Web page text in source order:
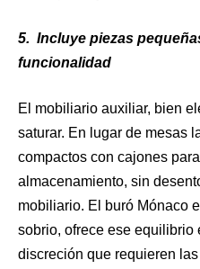
5. Incluye piezas
funcionalidad
El mobiliario auxiliar, bien
saturar. En lugar de mesas
compactos con cajones
almacenamiento, sin
mobiliario. El buró Mónaco
sobrio, ofrece ese equilibrio
discreción que requieren